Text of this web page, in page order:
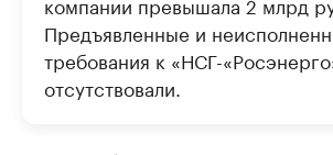
Предъявленные и
требования к «НСГ-
отсутствовали.